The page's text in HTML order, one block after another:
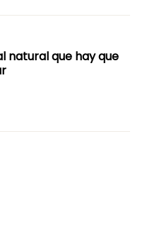
natural que hay que